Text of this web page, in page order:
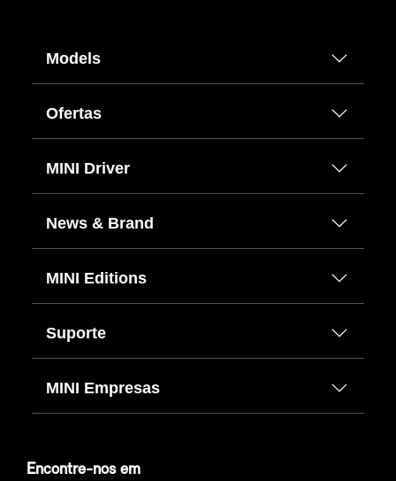
Models
Ofertas
MINI Driver
News & Brand
MINI Editions
Suporte
MINI Empresas
Encontre-nos em